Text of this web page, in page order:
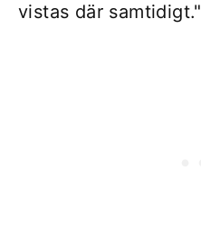
vistas där samtidigt."